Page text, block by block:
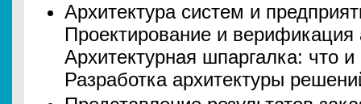
Архитектура систем и
Проектирование и
Архитектурная шпаргалка: что
Разработка архитектуры